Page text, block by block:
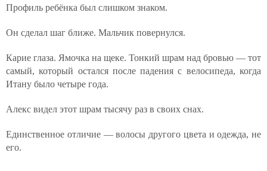
Профиль ребёнка был слишком знаком.
Он сделал шаг ближе. Мальчик повернулся.
Карие глаза. Ямочка на щеке. Тонкий шрам над бровью — тот
самый, который остался после падения с велосипеда, когда
Итану было четыре года.
Алекс видел этот шрам тысячу раз в своих снах.
Единственное отличие — волосы другого цвета и одежда, не
его.